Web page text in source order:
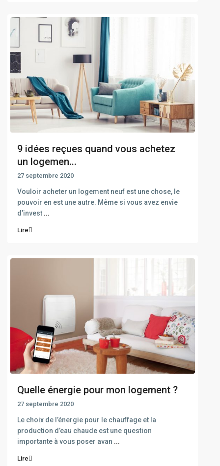
9 idées reçues quand vous achetez
un logemen...
27 septembre 2020
Vouloir acheter un logement neuf est une chose, le
pouvoir en est une autre. Même si vous avez envie
d’invest ...
Lire
Quelle énergie pour mon logement ?
27 septembre 2020
Le choix de l’énergie pour le chauffage et la
production d’eau chaude est une question
importante à vous poser avan ...
Lire